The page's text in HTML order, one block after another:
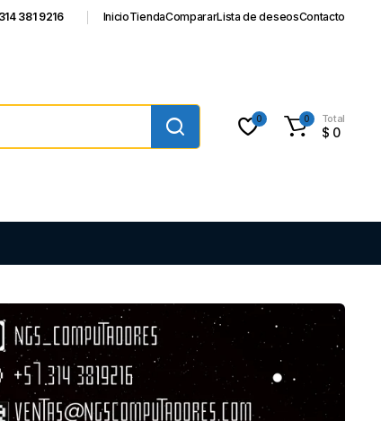
314 381 9216 InicioTiendaCompararLista de deseosContacto
0 0 Total
$ 0